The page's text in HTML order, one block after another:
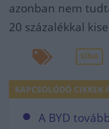
azonban nem
20 százalékkal
KÍNA
KAPCSOLÓDÓ CIKKEK
A BYD